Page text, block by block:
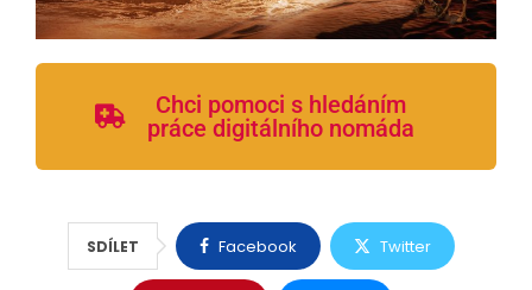
Chci pomoci s hledáním
práce digitálního nomáda
SDÍLET Facebook Twitter